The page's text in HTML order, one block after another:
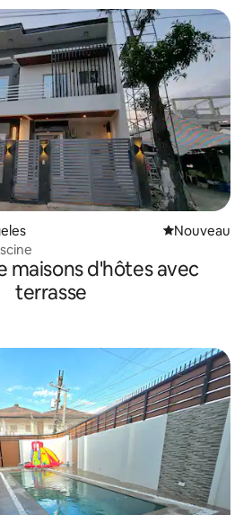
Nouvel
Nouveau
maisons d'hôtes avec
terrasse